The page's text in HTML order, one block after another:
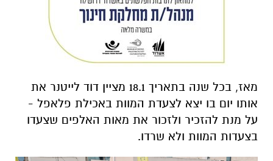
מאז, בכל שנה בתאריך 18.1 מציין דוד לייטנר את
אותו יום בו יצא לצעדת המוות באכילת פלאפל -
על מנת להזכיר ולזכור את מאות האלפים שצעדו
בצעדות המוות ולא שרדו.